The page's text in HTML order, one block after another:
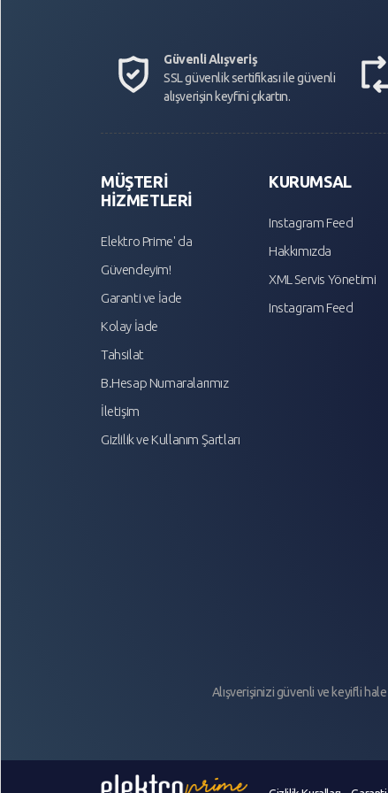
Güvenli Alışveriş
SSL güvenlik sertifikası ile güvenli
alışverişin keyfini çıkartın.
MÜŞTERİ
HİZMETLERİ
Elektro Prime' da
Güvendeyim!
Garanti ve İade
Kolay İade
Tahsilat
B.Hesap Numaralarımız
İletişim
Gizlilik ve Kullanım Şartları
KURUMSAL
Instagram Feed
Hakkımızda
XML Servis Yönetimi
Instagram Feed
Alışverişinizi güvenli ve keyifli